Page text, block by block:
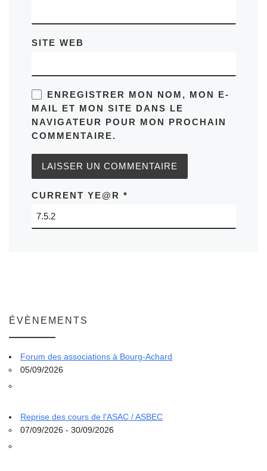
SITE WEB
ENREGISTRER MON NOM, MON E-
MAIL ET MON SITE DANS LE
NAVIGATEUR POUR MON PROCHAIN
COMMENTAIRE.
CURRENT YE@R *
ÉVÈNEMENTS
Forum des associations à Bourg-Achard
05/09/2026
Reprise des cours de l'ASAC / ASBEC
07/09/2026 - 30/09/2026